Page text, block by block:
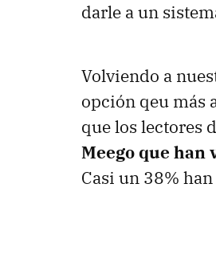
darle a un
Volviendo a
opción qeu más
que los lectores
Meego que han
Casi un 38%